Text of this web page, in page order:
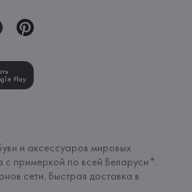
Play
и аксессуаров мировых
с примеркой по всей Беларуси*.
сети. Быстрая доставка в